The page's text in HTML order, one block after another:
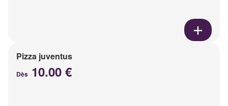
Pizza juventus
Dès 10.00 €